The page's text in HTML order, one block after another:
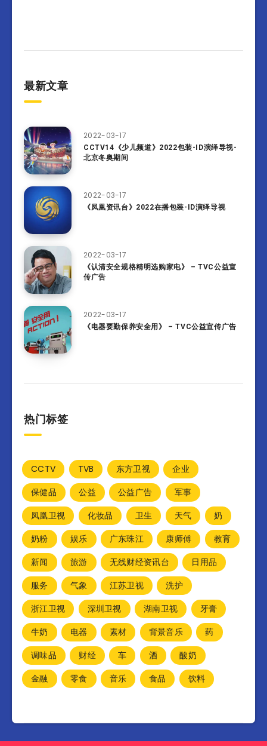
最新文章
2022-03-17
CCTV14《少儿频道》2022包装-ID演绎导视-
北京冬奥期间
2022-03-17
《凤凰资讯台》2022在播包装-ID演绎导视
2022-03-17
《认清安全规格精明选购家电》 – TVC公益宣
传广告
2022-03-17
《电器要勤保养安全用》 – TVC公益宣传广告
热门标签
CCTV TVB 东方卫视
企业
保健品
公益 公益广告
军事
凤凰卫视
化妆品 卫生 天气
奶
奶粉
娱乐 广东珠江 康师傅
教育
新闻
旅游 无线财经资讯台
日用品
服务
气象 江苏卫视
洗护
浙江卫视
深圳卫视 湖南卫视
牙膏
牛奶
电器 素材 背景音乐
药
调味品
财经 车 酒
酸奶
金融
零食 音乐 食品 饮料